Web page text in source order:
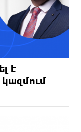
է
կազմում